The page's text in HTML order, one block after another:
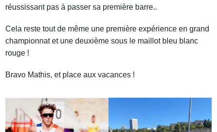
réussissant pas à passer sa première barre..
Cela reste tout de même une première expérience en grand
championnat et une deuxième sous le maillot bleu blanc
rouge !
Bravo Mathis, et place aux vacances !